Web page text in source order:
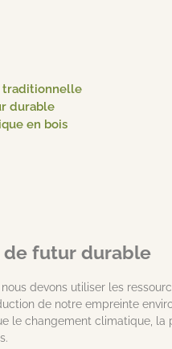
traditionnelle
durable
en bois
de futur durable
devons utiliser les
de notre empreinte
le changement climatique,